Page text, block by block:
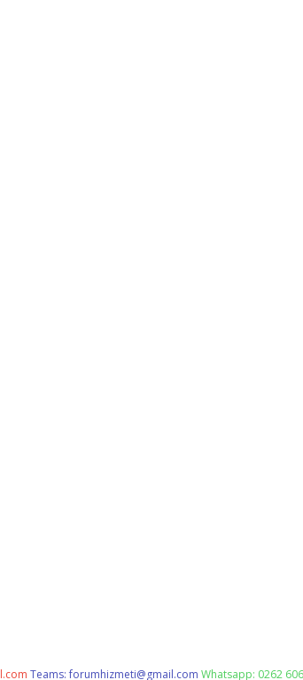
Teams:forumhizmeti@gmail.com Whatsapp: 0262